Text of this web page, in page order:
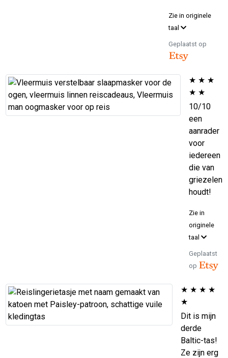
Zie in originele
taal
Geplaatst op
★ ★ ★
★ ★
10/10
een
aanrader
voor
iedereen
die van
griezelen
houdt!
Zie in
originele
taal
Geplaatst
op
★ ★ ★ ★
★
Dit is mijn
derde
Baltic-tas!
Ze zijn erg